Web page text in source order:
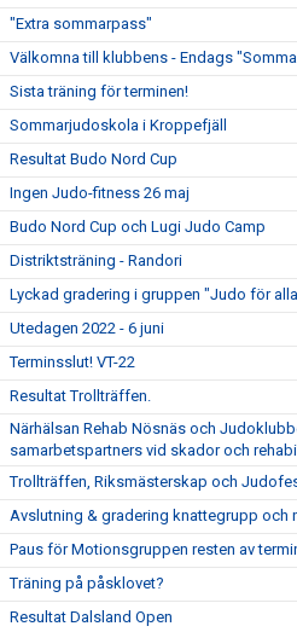
"Extra sommarpass"
Välkomna till klubbens - Endags
Sista träning för terminen!
Sommarjudoskola i Kroppefjäll
Resultat Budo Nord Cup
Ingen Judo-fitness 26 maj
Budo Nord Cup och Lugi Judo Camp
Distriktsträning - Randori
Lyckad gradering i gruppen "Judo för
Utedagen 2022 - 6 juni
Terminsslut! VT-22
Resultat Trollträffen.
Närhälsan Rehab Nösnäs och
samarbetspartners vid skador och
Trollträffen, Riksmästerskap och
Avslutning & gradering knattegrupp och
Paus för Motionsgruppen resten av
Träning på påsklovet?
Resultat Dalsland Open